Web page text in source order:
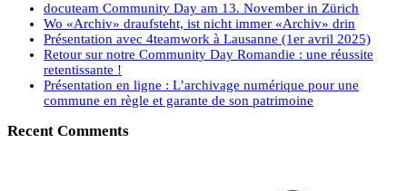
docuteam Community Day am 13. November in Zürich
Wo «Archiv» draufsteht, ist nicht immer «Archiv» drin
Présentation avec 4teamwork à Lausanne (1er avril 2025)
Retour sur notre Community Day Romandie : une réussite
retentissante !
Présentation en ligne : L’archivage numérique pour une
commune en règle et garante de son patrimoine
Recent Comments